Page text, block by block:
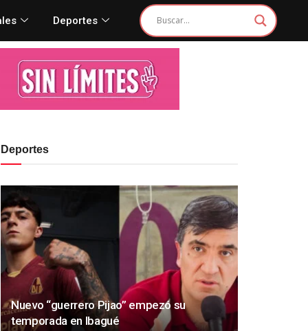
Deportes
Deportes
Nuevo “guerrero Pijao” empezó su
temporada en Ibagué